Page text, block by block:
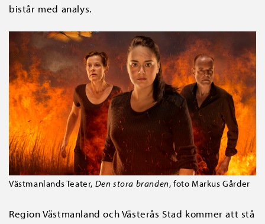
bistår med analys.
Västmanlands Teater, Den stora branden, foto Markus Gårder
Region Västmanland och Västerås Stad kommer att stå